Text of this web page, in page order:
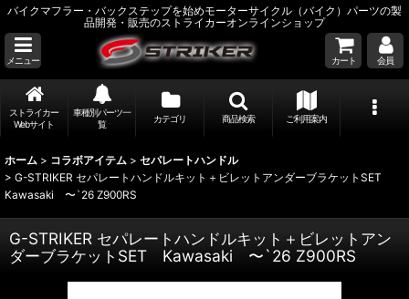
バイクマフラー・バックステップを始めモーターサイクル（バイク）パーツの製
品開発・販売のストライカーオンラインショップ
メニュー カート 会員
ストライカー
Webサイト
車種別パーツ一
覧
カテゴリ 商品検索 ご利用案内
ホーム > コラボアイテム > セパレートハンドル
> G-STRIKER セパレートハンドルキット＋ビレットアンダーブラケットSET
Kawasaki 〜`26 Z900RS
G-STRIKER セパレートハンドルキット＋ビレットアン
ダーブラケットSET Kawasaki 〜`26 Z900RS